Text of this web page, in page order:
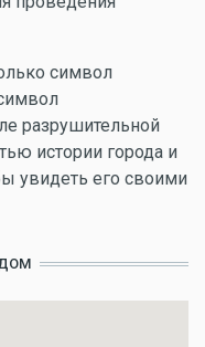
символ
разрушительной
истории города и
увидеть его своими